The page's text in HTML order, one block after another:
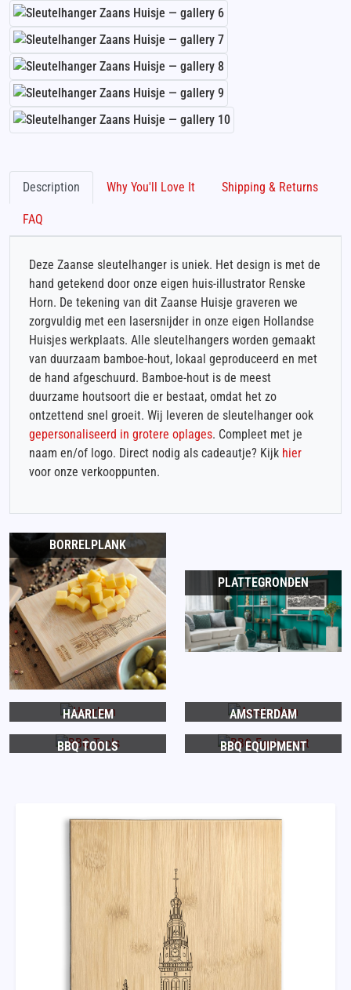
Description Why You'll Love It Shipping & Returns
FAQ
Deze Zaanse sleutelhanger is uniek. Het design is met de
hand getekend door onze eigen huis-illustrator Renske
Horn. De tekening van dit Zaanse Huisje graveren we
zorgvuldig met een lasersnijder in onze eigen Hollandse
Huisjes werkplaats. Alle sleutelhangers worden gemaakt
van duurzaam bamboe-hout, lokaal geproduceerd en met
de hand afgeschuurd. Bamboe-hout is de meest
duurzame houtsoort die er bestaat, omdat het zo
ontzettend snel groeit. Wij leveren de sleutelhanger ook
gepersonaliseerd in grotere oplages. Compleet met je
naam en/of logo. Direct nodig als cadeautje? Kijk hier
voor onze verkooppunten.
BORRELPLANK
PLATTEGRONDEN
HAARLEM AMSTERDAM
BBQ TOOLS BBQ EQUIPMENT